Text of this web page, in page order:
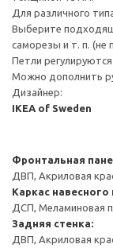
Для различного
Выберите
саморезы и т. п. (не
Петли
Можно дополнить
Дизайнер:
IKEA of Sweden
Фронтальная
ДВП, Акриловая
Каркас
ДСП, Меламиновая
Задняя стенка:
ДВП, Акриловая